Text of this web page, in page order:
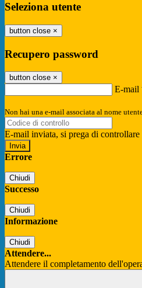
Seleziona utente
button close ×
Recupero password
button close ×
E-mail
Non hai una e-mail associata al nome
E-mail inviata, si prega di controllare
Errore
Chiudi
Successo
Chiudi
Informazione
Chiudi
Attendere...
Attendere il completamento